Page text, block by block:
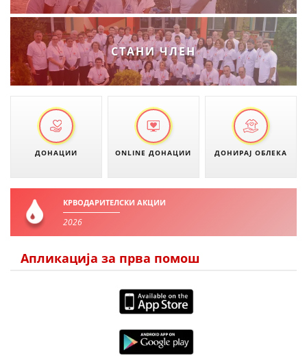
ДЕЈСТВУВАЊЕ
СТРАТЕГИИ
ЕДУКАТИВНО ИНФОРМАТИВНИ МАТЕРИЈАЛИ
СТАНИ ЧЛЕН
ДОНАЦИИ ONLINE ДОНАЦИИ ДОНИРАЈ ОБЛЕКА
КРВОДАРИТЕЛСКИ АКЦИИ
2026
Апликација за прва помош